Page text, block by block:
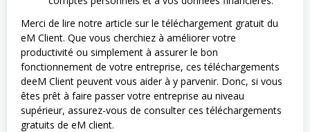
Merci de lire notre article sur le téléchargement gratuit du
eM Client. Que vous cherchiez à améliorer votre
productivité ou simplement à assurer le bon
fonctionnement de votre entreprise, ces téléchargements
deeM Client peuvent vous aider à y parvenir. Donc, si vous
êtes prêt à faire passer votre entreprise au niveau
supérieur, assurez-vous de consulter ces téléchargements
gratuits de eM client.